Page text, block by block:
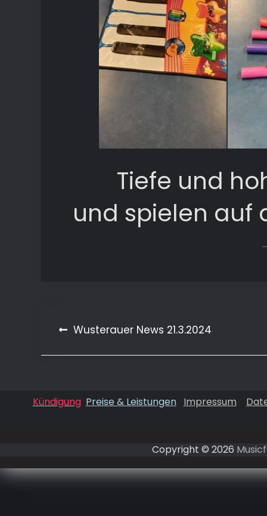
Tiefe und
und spielen auf
Beitragsnavigation
Wusterauer News 21.3.2024
Kündigung Preise & Leistungen Impressum
Copyright © 2026